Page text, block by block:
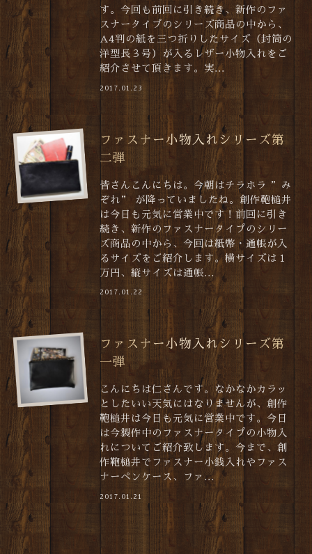
す。今回も前回に引き続き、新作のファ
スナータイプのシリーズ商品の中から、
A4判の紙を三つ折りしたサイズ（封筒の
洋型長３号）が入るレザー小物入れをご
紹介させて頂きます。実...
2017.01.23
ファスナー小物入れシリーズ第
二弾
皆さんこんにちは。今朝はチラホラ ”み
ぞれ” が降っていましたね。創作鞄槌井
は今日も元気に営業中です！前回に引き
続き、新作のファスナータイプのシリー
ズ商品の中から、今回は紙幣・通帳が入
るサイズをご紹介します。横サイズは１
万円、縦サイズは通帳...
2017.01.22
ファスナー小物入れシリーズ第
一弾
こんにちは仁さんです。なかなかカラッ
としたいい天気にはなりませんが、創作
鞄槌井は今日も元気に営業中です。今日
は今製作中のファスナータイプの小物入
れについてご紹介致します。今まで、創
作鞄槌井でファスナー小銭入れやファス
ナーペンケース、ファ...
2017.01.21